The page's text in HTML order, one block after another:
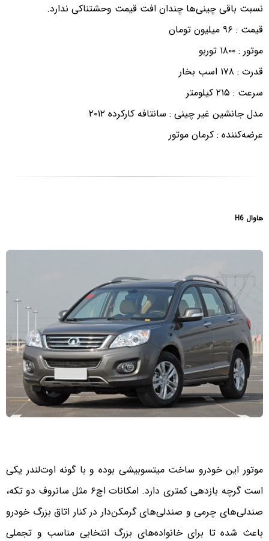
نسبت باقی چینی‌ها چندان افت قیمت وحشتناکی ندارد.
قیمت : ۹۶ میلیون تومان
موتور : ۱۸۰۰ توربو
قدرت : ۱۷۸ اسب بخار
سرعت : ۲۱۵ کیلومتر
مدل جانشین غیر چینی : سانتافه کارکرده ۲۰۱۲
عرضه‌کننده : کرمان موتور
هاوال H6
موتور این خودرو ساخت میتسوبیشی بوده و با گونه اوت‌لندر یکی
است گرچه بازدهی کمتری دارد. امکانات اچ۶ مثل سانروف دو تکه،
صندلی‌های چرمی و صندلی‌های گرمکن‌دار در کنار اتاق بزرگ خودرو
باعث شده تا برای خانواده‌های بزرگ انتخابی مناسب و تجملی